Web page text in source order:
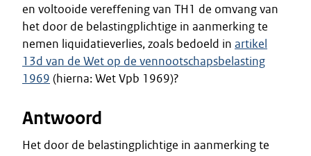
en voltooide vereffening van TH1 de omvang van
het door de belastingplichtige in aanmerking te
nemen liquidatieverlies, zoals bedoeld in artikel
13d van de Wet op de vennootschapsbelasting
1969 (hierna: Wet Vpb 1969)?
Antwoord
Het door de belastingplichtige in aanmerking te